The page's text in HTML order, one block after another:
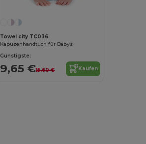
Towel city TC036
Kapuzenhandtuch für Babys
Günstigste:
9,65 €15,60 € Kaufen